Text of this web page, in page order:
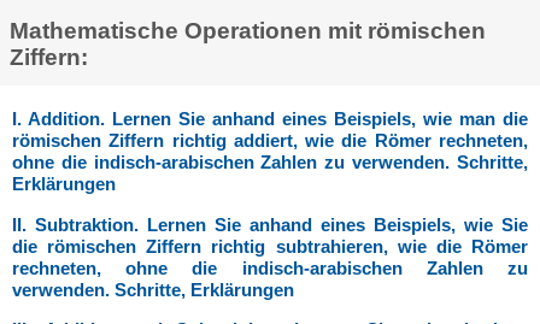
Mathematische Operationen mit römischen
Ziffern:
I. Addition. Lernen Sie anhand eines Beispiels, wie man die
römischen Ziffern richtig addiert, wie die Römer rechneten,
ohne die indisch-arabischen Zahlen zu verwenden. Schritte,
Erklärungen
II. Subtraktion. Lernen Sie anhand eines Beispiels, wie Sie
die römischen Ziffern richtig subtrahieren, wie die Römer
rechneten, ohne die indisch-arabischen Zahlen zu
verwenden. Schritte, Erklärungen